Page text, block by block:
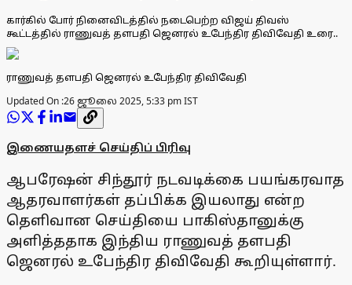
கார்கில் போர் நினைவிடத்தில் நடைபெற்ற விஜய் திவஸ்
கூட்டத்தில் ராணுவத் தளபதி ஜெனரல் உபேந்திர திவிவேதி உரை..
ராணுவத் தளபதி ஜெனரல் உபேந்திர திவிவேதி
Updated On :26 ஜூலை 2025, 5:33 pm IST
இணையதளச் செய்திப் பிரிவு
ஆபரேஷன் சிந்தூர் நடவடிக்கை பயங்கரவாத
ஆதரவாளர்கள் தப்பிக்க இயலாது என்ற
தெளிவான செய்தியை பாகிஸ்தானுக்கு
அளித்ததாக இந்திய ராணுவத் தளபதி
ஜெனரல் உபேந்திர திவிவேதி கூறியுள்ளார்.